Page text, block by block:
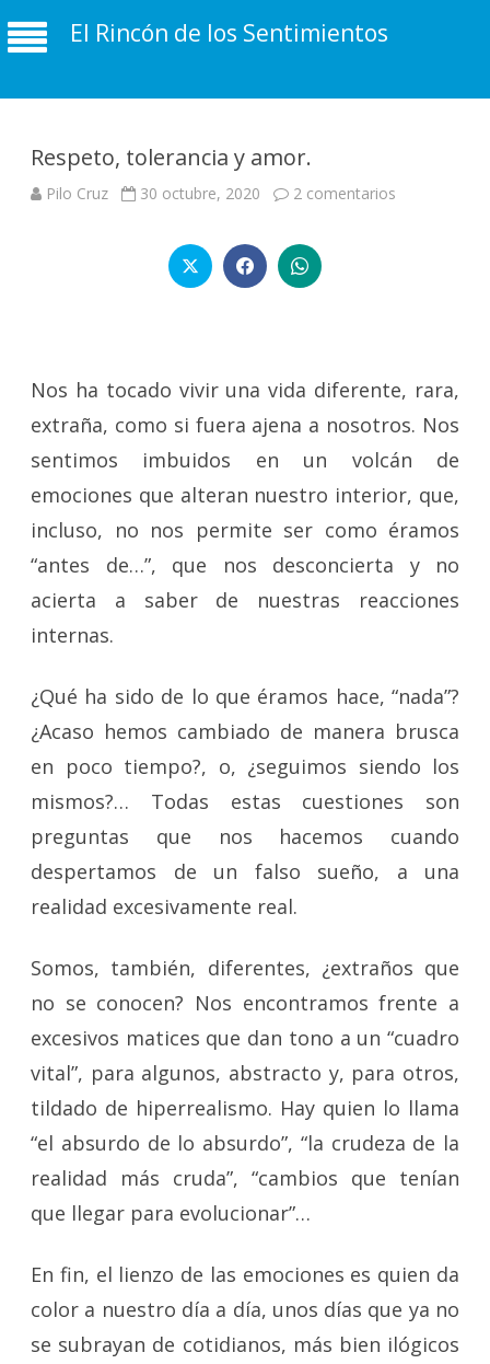
El Rincón de los Sentimientos
Respeto, tolerancia y amor.
Pilo Cruz 30 octubre, 2020 2 comentarios
Nos ha tocado vivir una vida diferente, rara,
extraña, como si fuera ajena a nosotros. Nos
sentimos imbuidos en un volcán de
emociones que alteran nuestro interior, que,
incluso, no nos permite ser como éramos
“antes de…”, que nos desconcierta y no
acierta a saber de nuestras reacciones
internas.
¿Qué ha sido de lo que éramos hace, “nada”?
¿Acaso hemos cambiado de manera brusca
en poco tiempo?, o, ¿seguimos siendo los
mismos?… Todas estas cuestiones son
preguntas que nos hacemos cuando
despertamos de un falso sueño, a una
realidad excesivamente real.
Somos, también, diferentes, ¿extraños que
no se conocen? Nos encontramos frente a
excesivos matices que dan tono a un “cuadro
vital”, para algunos, abstracto y, para otros,
tildado de hiperrealismo. Hay quien lo llama
“el absurdo de lo absurdo”, “la crudeza de la
realidad más cruda”, “cambios que tenían
que llegar para evolucionar”…
En fin, el lienzo de las emociones es quien da
color a nuestro día a día, unos días que ya no
se subrayan de cotidianos, más bien ilógicos